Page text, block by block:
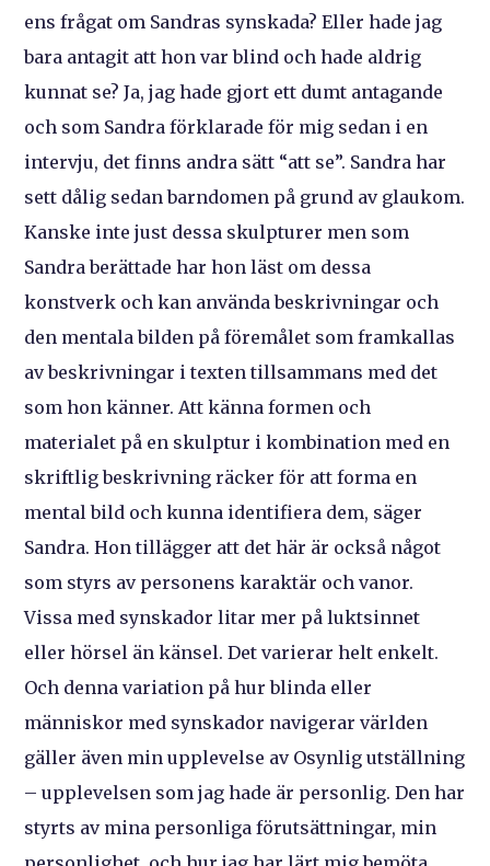
ens frågat om Sandras synskada? Eller hade jag
bara antagit att hon var blind och hade aldrig
kunnat se? Ja, jag hade gjort ett dumt antagande
och som Sandra förklarade för mig sedan i en
intervju, det finns andra sätt “att se”. Sandra har
sett dålig sedan barndomen på grund av glaukom.
Kanske inte just dessa skulpturer men som
Sandra berättade har hon läst om dessa
konstverk och kan använda beskrivningar och
den mentala bilden på föremålet som framkallas
av beskrivningar i texten tillsammans med det
som hon känner. Att känna formen och
materialet på en skulptur i kombination med en
skriftlig beskrivning räcker för att forma en
mental bild och kunna identifiera dem, säger
Sandra. Hon tillägger att det här är också något
som styrs av personens karaktär och vanor.
Vissa med synskador litar mer på luktsinnet
eller hörsel än känsel. Det varierar helt enkelt.
Och denna variation på hur blinda eller
människor med synskador navigerar världen
gäller även min upplevelse av Osynlig utställning
– upplevelsen som jag hade är personlig. Den har
styrts av mina personliga förutsättningar, min